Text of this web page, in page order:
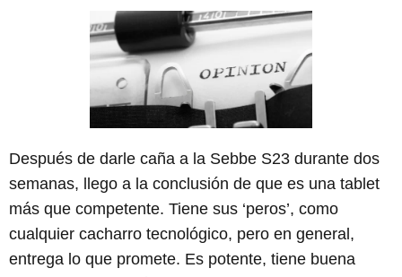
Después de darle caña a la Sebbe S23 durante dos
semanas, llego a la conclusión de que es una tablet
más que competente. Tiene sus ‘peros’, como
cualquier cacharro tecnológico, pero en general,
entrega lo que promete. Es potente, tiene buena